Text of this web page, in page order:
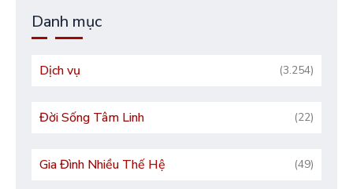
Danh mục
Dịch vụ (3.254)
Đời Sống Tâm Linh (22)
Gia Đình Nhiều Thế Hệ (49)